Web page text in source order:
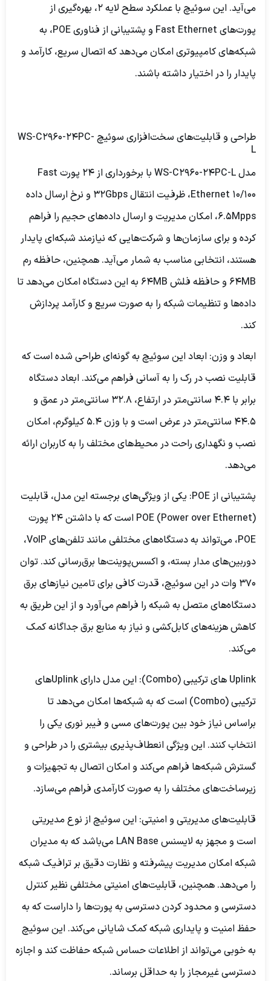
می‌آید. این سوئیچ با عملکرد سطح لایه 2، بهره‌گیری از
پورت‌های Fast Ethernet و پشتیبانی از فناوری POE، به
شبکه‌های کامپیوتری امکان می‌دهد که اتصال سریع، کارآمد و
پایدار را در اختیار داشته باشند.
طراحی و قابلیت‌های سخت‌افزاری
سوئیچ WS-C2960-24PC-
L
مدل WS-C2960-24PC-L با برخورداری از 24 پورت Fast
Ethernet 10/100، ظرفیت انتقال 32Gbps و نرخ ارسال داده
6.5Mpps، امکان مدیریت و ارسال داده‌های حجیم را فراهم
کرده و برای سازمان‌ها و شرکت‌هایی که نیازمند شبکه‌ای پایدار
هستند، انتخابی مناسب به شمار می‌آید. همچنین، حافظه رم
64MB و حافظه فلش 64MB به این دستگاه امکان می‌دهد تا
داده‌ها و تنظیمات شبکه را به صورت سریع و کارآمد پردازش
کند.
ابعاد و وزن: ابعاد این سوئیچ به گونه‌ای طراحی شده است که
قابلیت نصب در رک را به آسانی فراهم می‌کند. ابعاد دستگاه
برابر با 4.4 سانتی‌متر در ارتفاع، 32.8 سانتی‌متر در عمق و
44.5 سانتی‌متر در عرض است و با وزن 5.4 کیلوگرم، امکان
نصب و نگهداری راحت در محیط‌های مختلف را به کاربران ارائه
می‌دهد.
پشتیبانی از POE:
یکی از ویژگی‌های برجسته این مدل، قابلیت
POE (Power over Ethernet) است که با داشتن 24 پورت
POE، می‌تواند به دستگاه‌های مختلفی مانند تلفن‌های VoIP،
دوربین‌های مدار بسته، و اکسس‌پوینت‌ها برق‌رسانی کند. توان
370 وات در این سوئیچ، قدرت کافی برای تامین نیازهای برق
دستگاه‌های متصل به شبکه را فراهم می‌آورد و از این طریق به
کاهش هزینه‌های کابل‌کشی و نیاز به منابع برق جداگانه کمک
می‌کند.
Uplink های ترکیبی (Combo):
این مدل دارای Uplink‌های
ترکیبی (Combo) است که به شبکه‌ها امکان می‌دهد تا
براساس نیاز خود بین پورت‌های مسی و فیبر نوری یکی را
انتخاب کنند. این ویژگی انعطاف‌پذیری بیشتری را در طراحی و
گسترش شبکه‌ها فراهم می‌کند و امکان اتصال به تجهیزات و
زیرساخت‌های مختلف را به صورت کارآمدی فراهم می‌سازد.
قابلیت‌های مدیریتی و امنیتی: این سوئیچ از نوع مدیریتی
است و مجهز به لایسنس LAN Base می‌باشد که به مدیران
شبکه امکان مدیریت پیشرفته و نظارت دقیق بر ترافیک شبکه
را می‌دهد. همچنین، قابلیت‌های امنیتی مختلفی نظیر کنترل
دسترسی و محدود کردن دسترسی به پورت‌ها را داراست که به
حفظ امنیت و پایداری شبکه کمک شایانی می‌کند. این سوئیچ
به خوبی می‌تواند از اطلاعات حساس شبکه حفاظت کند و اجازه
دسترسی غیرمجاز را به حداقل برساند.